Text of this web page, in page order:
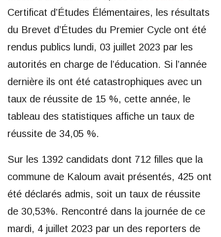
Certificat d’Études Élémentaires, les résultats
du Brevet d’Études du Premier Cycle ont été
rendus publics lundi, 03 juillet 2023 par les
autorités en charge de l’éducation. Si l’année
dernière ils ont été catastrophiques avec un
taux de réussite de 15 %, cette année, le
tableau des statistiques affiche un taux de
réussite de 34,05 %.
Sur les 1392 candidats dont 712 filles que la
commune de Kaloum avait présentés, 425 ont
été déclarés admis, soit un taux de réussite
de 30,53%. Rencontré dans la journée de ce
mardi, 4 juillet 2023 par un des reporters de